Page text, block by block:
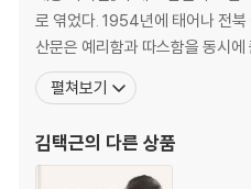
작지만 큰 절 구암사
추사가 지은 호를 받다
연담의 영정을 가져오다
으뜸 도량 운문암 강석에 앉아
제3장 | 맑은 거울은 앞뒤가 없다
로 엮었다. 1954년에 태어나 전북 정읍시 신태인읍에서 자랐고 동국대 국문학과를 졸업했다. 1983년 박두진 시인의 추천으로 「현대문학」을 통해 등단했다. 독특한 문체의
산문은 예리함과 따스함을 동시
펼쳐보기
김택근의 다른 상품